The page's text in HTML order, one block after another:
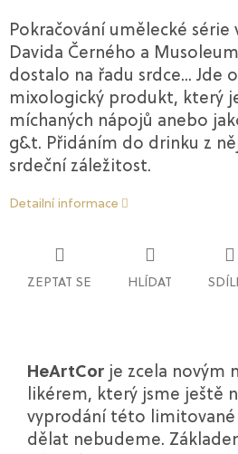
Pokračování umělecké série
Davida Černého a
dostalo na řadu srdce... Jde
mixologický produkt, který
míchaných nápojů anebo
g&t. Přidáním do drinku z
srdeční záležitost.
Detailní informace
ZEPTAT SE HLÍDAT
HeArtCor je zcela novým
likérem, který jsme ještě
vyprodání této limitované
dělat nebudeme.